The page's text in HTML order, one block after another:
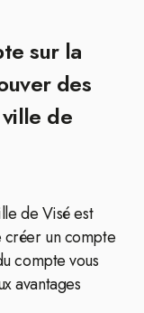
sur la
des
de
de Visé est
créer un compte
compte vous
avantages